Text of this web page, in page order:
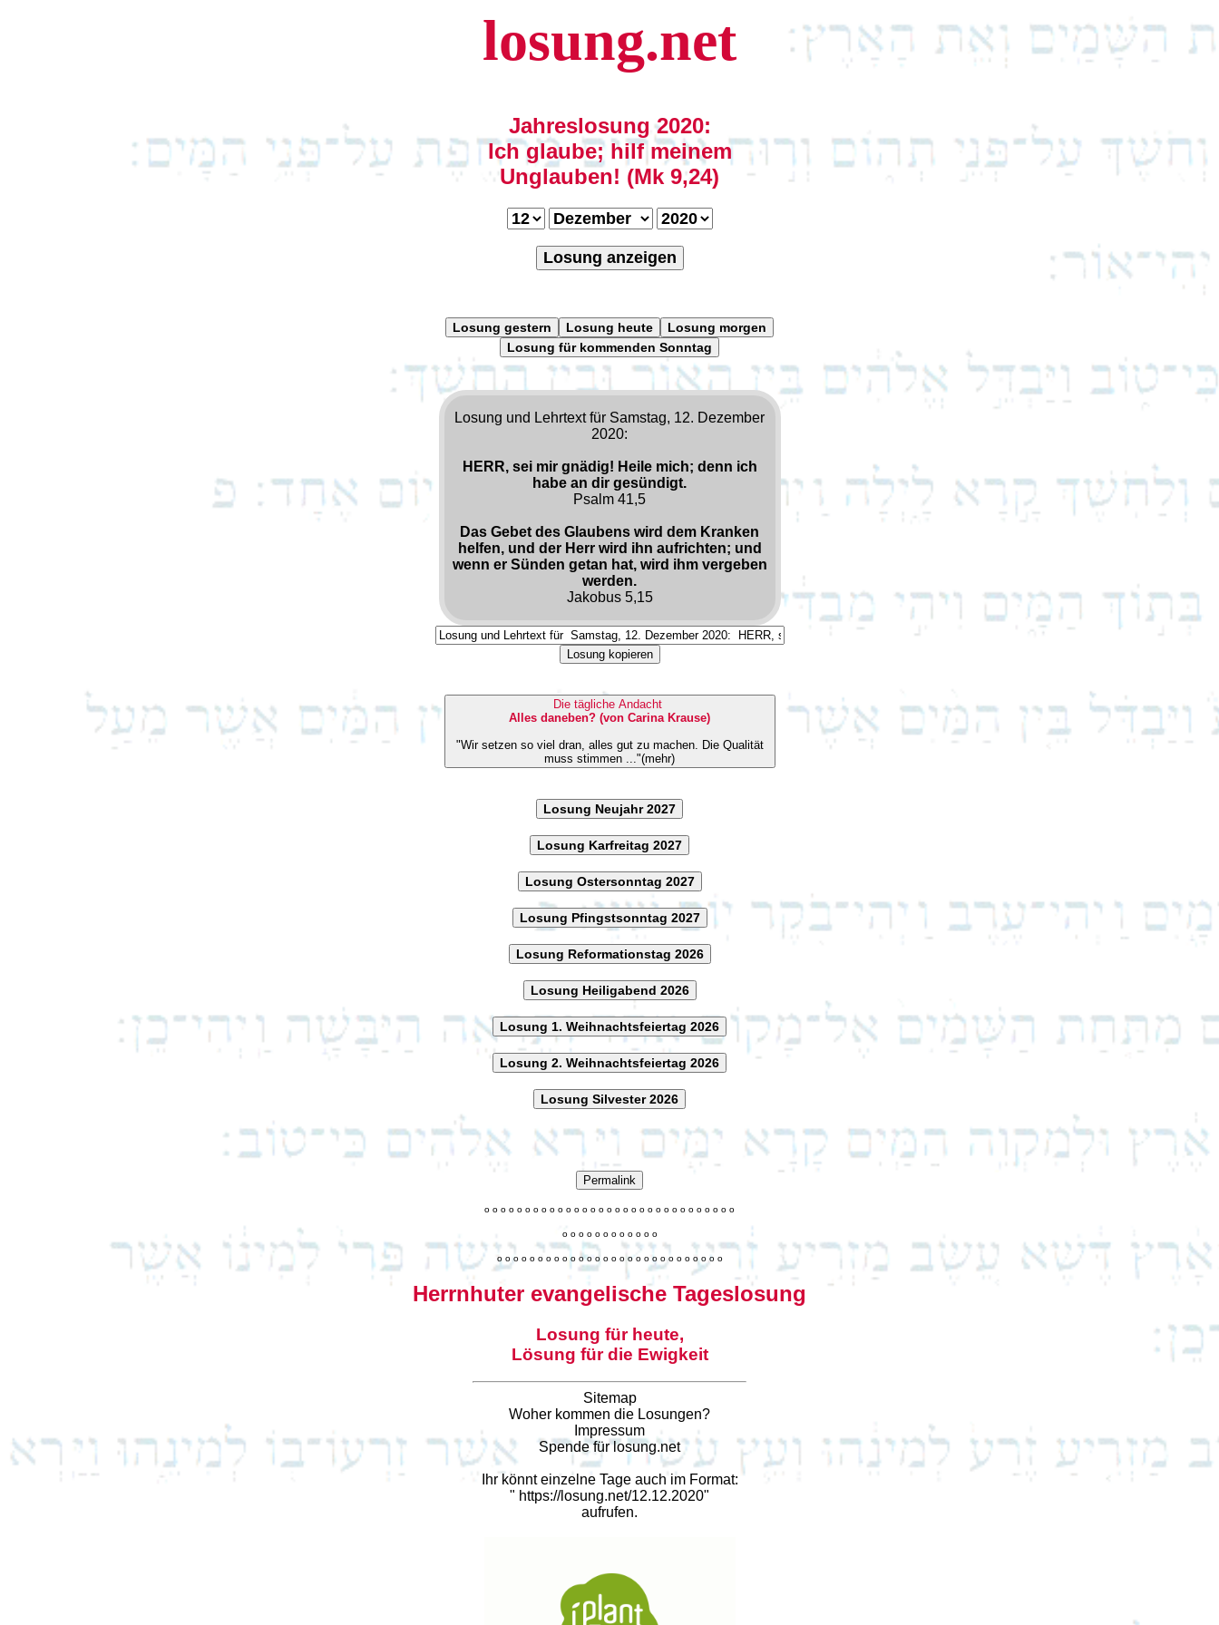
losung.net
Jahreslosung 2020:
Ich glaube; hilf meinem
Unglauben! (Mk 9,24)
Losung anzeigen
Losung gestern Losung heute
Losung morgen
Losung für kommenden Sonntag
Losung und Lehrtext für Samstag, 12. Dezember
2020:
HERR, sei mir gnädig! Heile mich; denn ich
habe an dir gesündigt.
Psalm 41,5
Das Gebet des Glaubens wird dem Kranken
helfen, und der Herr wird ihn aufrichten; und
wenn er Sünden getan hat, wird ihm vergeben
werden.
Jakobus 5,15
Losung kopieren
Die tägliche Andacht
Alles daneben? (von Carina Krause)
"Wir setzen so viel dran, alles gut zu machen. Die Qualität
muss stimmen ..."(mehr)
Losung Neujahr 2027
Losung Karfreitag 2027
Losung Ostersonntag 2027
Losung Pfingstsonntag 2027
Losung Reformationstag 2026
Losung Heiligabend 2026
Losung 1. Weihnachtsfeiertag 2026
Losung 2. Weihnachtsfeiertag 2026
Losung Silvester 2026
Permalink
o o o o o o o o o o o o o o o o o o o o o o o o o o o o o o o
o o o o o o o o o o o o
o o o o o o o o o o o o o o o o o o o o o o o o o o o o
Herrnhuter evangelische Tageslosung
Losung für heute,
Lösung für die Ewigkeit
Sitemap
Woher kommen die Losungen?
Impressum
Spende für losung.net
Ihr könnt einzelne Tage auch im Format:
" https://losung.net/12.12.2020"
aufrufen.